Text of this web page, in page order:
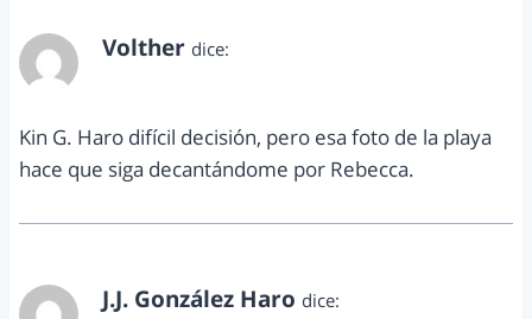
Volther dice:
Kin G. Haro difícil decisión, pero esa foto de la playa
hace que siga decantándome por Rebecca.
J.J. González Haro dice: